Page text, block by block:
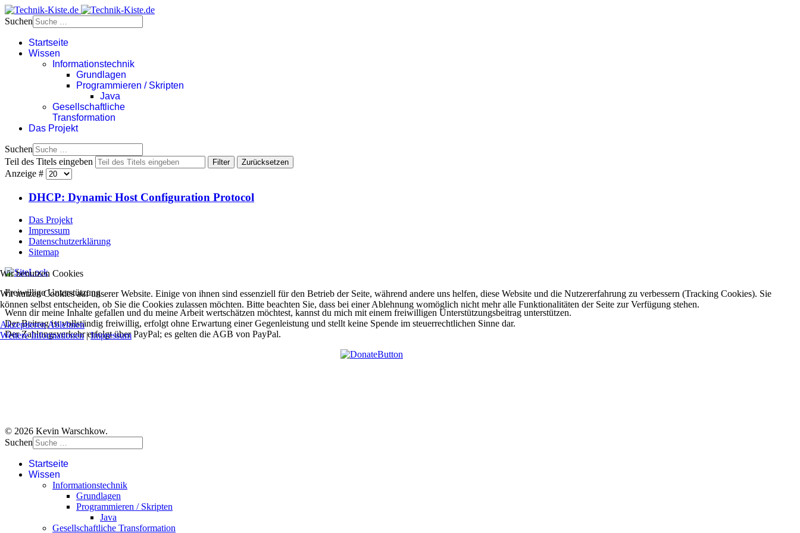
Suchen
Startseite
Wissen
Informationstechnik
Grundlagen
Programmieren / Skripten
Java
Gesellschaftliche
Transformation
Das Projekt
Suchen
Teil des Titels eingeben
Filter Zurücksetzen
Anzeige #
DHCP: Dynamic Host Configuration Protocol
Das Projekt
Impressum
Datenschutzerklärung
Sitemap
Freiwillige Unterstützung
Wenn dir meine Inhalte gefallen und du meine Arbeit wertschätzen möchtest, kannst du mich mit einem freiwilligen Unterstützungsbeitrag unterstützen.
Der Beitrag ist vollständig freiwillig, erfolgt ohne Erwartung einer Gegenleistung und stellt keine Spende im steuerrechtlichen Sinne dar.
Der Zahlungsverkehr erfolgt über PayPal; es gelten die AGB von PayPal.
© 2026 Kevin Warschkow.
Suchen
Startseite
Wissen
Informationstechnik
Grundlagen
Programmieren / Skripten
Java
Gesellschaftliche Transformation
Wir benutzen Cookies
Wir nutzen Cookies auf unserer Website. Einige von ihnen sind essenziell für den Betrieb der Seite, während andere uns helfen, diese Website und die Nutzererfahrung zu verbessern (Tracking Cookies). Sie
können selbst entscheiden, ob Sie die Cookies zulassen möchten. Bitte beachten Sie, dass bei einer Ablehnung womöglich nicht mehr alle Funktionalitäten der Seite zur Verfügung stehen.
AkzeptierenAblehnen
Weitere Informationen|Impressum